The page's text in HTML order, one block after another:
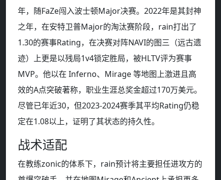
年，随FaZe闯入波士顿Major决赛。2022年是其封神
之年，在安特卫普Major的淘汰赛阶段，rain打出了
1.30的赛事Rating，在决赛对阵NAVI的图三（远古遗
迹）上更是以残局1v4锁定胜局，被HLTV评为赛事
MVP。他以在 Inferno、Mirage 等地图上激进且高
效的A点突破著称，职业生涯总奖金超过170万美元。
尽管已年近30，但2023-2024赛季其平均Rating仍稳
定在1.08以上，证明了其状态的持久性。
战术适配
在教练zonic的体系下，rain预计将主要担任进攻方的